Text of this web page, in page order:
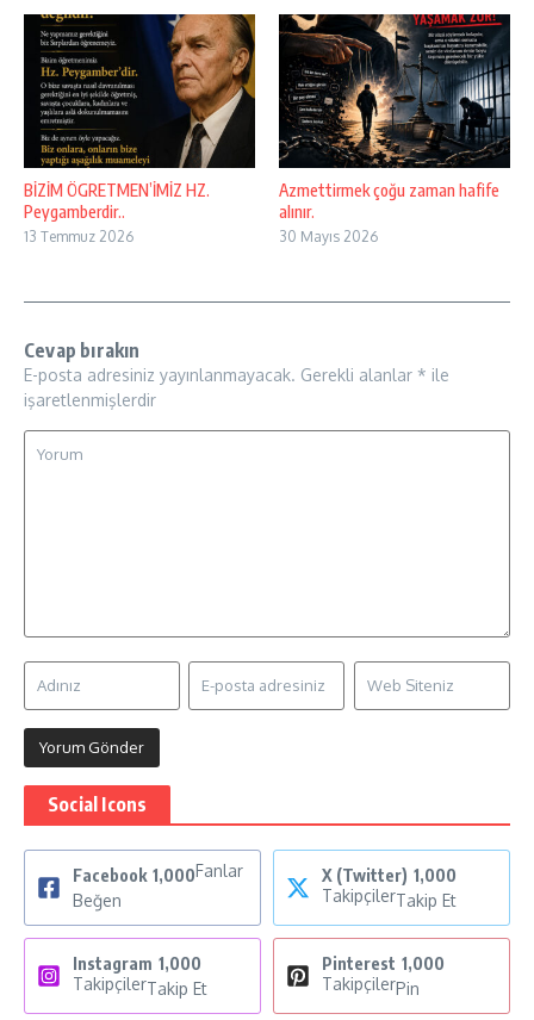
BİZİM ÖGRETMEN’İMİZ HZ.
Peygamberdir..
13 Temmuz 2026
Azmettirmek çoğu zaman hafife
alınır.
30 Mayıs 2026
Cevap bırakın
E-posta adresiniz yayınlanmayacak. Gerekli alanlar * ile
işaretlenmişlerdir
Social Icons
Facebook 1,000Fanlar
Beğen
X (Twitter) 1,000
TakipçilerTakip Et
Instagram 1,000
TakipçilerTakip Et
Pinterest 1,000
TakipçilerPin